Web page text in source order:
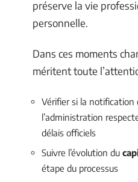
préserve la vie
personnelle.
Dans ces moments
méritent toute
Vérifier si la notification
l’administration
délais officiels
Suivre l’évolution du
étape du processus